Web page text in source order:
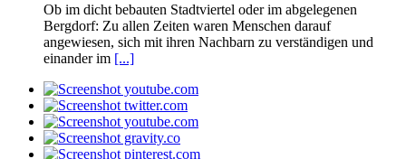
Ob im dicht bebauten Stadtviertel oder im abgelegenen
Bergdorf: Zu allen Zeiten waren Menschen darauf
angewiesen, sich mit ihren Nachbarn zu verständigen und
einander im [...]